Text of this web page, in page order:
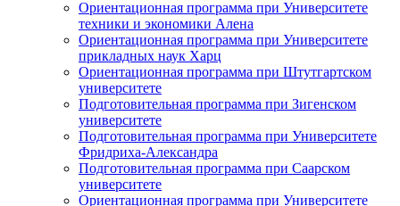
Ориентационная программа при Университете
техники и экономики Алена
Ориентационная программа при Университете
прикладных наук Харц
Ориентационная программа при Штутгартском
университете
Подготовительная программа при Зигенском
университете
Подготовительная программа при Университете
Фридриха-Александра
Подготовительная программа при Саарском
университете
Ориентационная программа при Университете